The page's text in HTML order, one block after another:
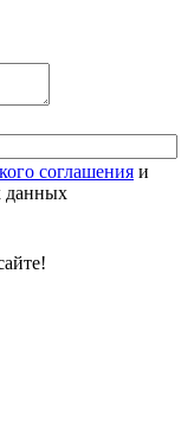
соглашения и
данных